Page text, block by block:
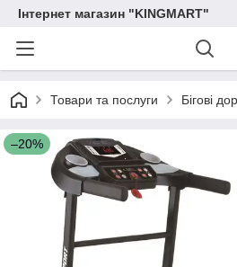
Інтернет магазин "KINGMART"
Товари та послуги Бігові
–20%